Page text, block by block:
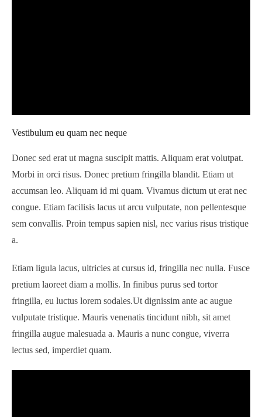
Vestibulum eu quam nec neque
Donec sed erat ut magna suscipit mattis. Aliquam erat volutpat.
Morbi in orci risus. Donec pretium fringilla blandit. Etiam ut
accumsan leo. Aliquam id mi quam. Vivamus dictum ut erat nec
congue. Etiam facilisis lacus ut arcu vulputate, non pellentesque
sem convallis. Proin tempus sapien nisl, nec varius risus tristique
a.
Etiam ligula lacus, ultricies at cursus id, fringilla nec nulla. Fusce
pretium laoreet diam a mollis. In finibus purus sed tortor
fringilla, eu luctus lorem sodales.Ut dignissim ante ac augue
vulputate tristique. Mauris venenatis tincidunt nibh, sit amet
fringilla augue malesuada a. Mauris a nunc congue, viverra
lectus sed, imperdiet quam.